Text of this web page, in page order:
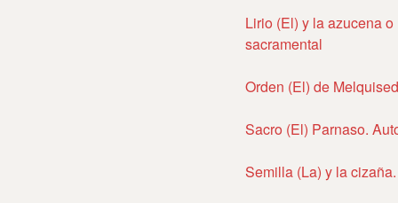
Lirio (El) y la azucena
sacramental
Orden (El) de
Sacro (El) Parnaso.
Semilla (La) y la